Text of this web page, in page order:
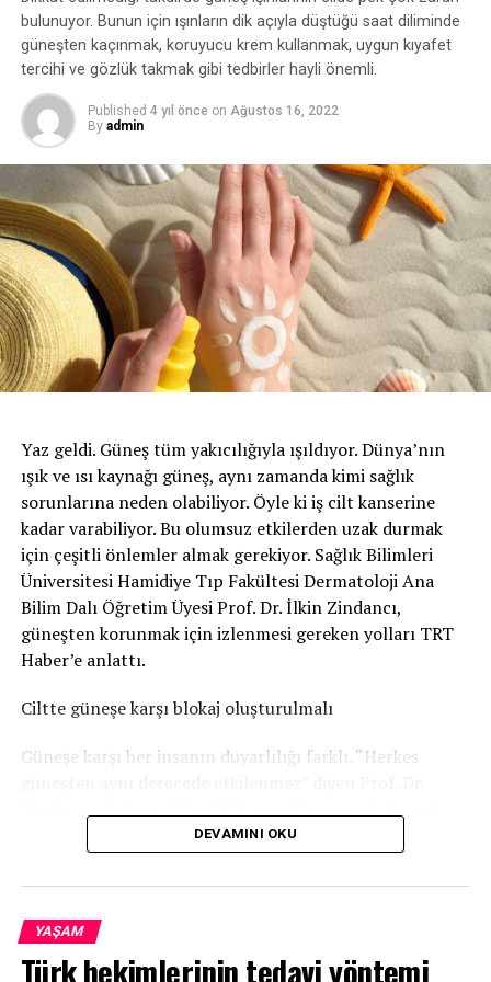
bulunuyor. Bunun için ışınların dik açıyla düştüğü saat diliminde
güneşten kaçınmak, koruyucu krem kullanmak, uygun kıyafet
tercihi ve gözlük takmak gibi tedbirler hayli önemli.
Published 4 yıl önce on Ağustos 16, 2022
By admin
Yaz geldi. Güneş tüm yakıcılığıyla ışıldıyor. Dünya’nın
ışık ve ısı kaynağı güneş, aynı zamanda kimi sağlık
sorunlarına neden olabiliyor. Öyle ki iş cilt kanserine
kadar varabiliyor. Bu olumsuz etkilerden uzak durmak
için çeşitli önlemler almak gerekiyor. Sağlık Bilimleri
Üniversitesi Hamidiye Tıp Fakültesi Dermatoloji Ana
Bilim Dalı Öğretim Üyesi Prof. Dr. İlkin Zindancı,
güneşten korunmak için izlenmesi gereken yolları TRT
Haber’e anlattı.
Ciltte güneşe karşı blokaj oluşturulmalı
Güneşe karşı her insanın duyarlılığı farklı. “Herkes
ten-göz-saç rengine sahip kişiler güneşe her zaman daha
daha fazla etkileniyor. Daha fazla korunmaları gerekiyor”
şeklinde sürdürüyor.
Güneşin zararlı etkilerinden korunmak için ilk kural
DEVAMINI OKU
YAŞAM
Türk hekimlerinin tedavi yöntemi